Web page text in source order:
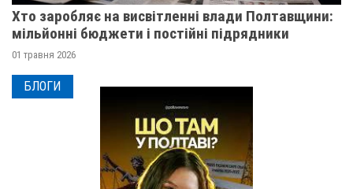
Хто заробляє на висвітленні влади Полтавщини:
мільйонні бюджети і постійні підрядники
01 травня 2026
БЛОГИ